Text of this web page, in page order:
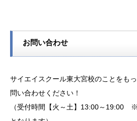
中1瓦葺中女子 国語80点以上
中1土呂中男子 英語80点以上
中1土呂中男子 社会80点以上
お問い合わせ
サイエイスクール東大宮校のことをも
問い合わせください！
（受付時間【火～土】13:00～19:00